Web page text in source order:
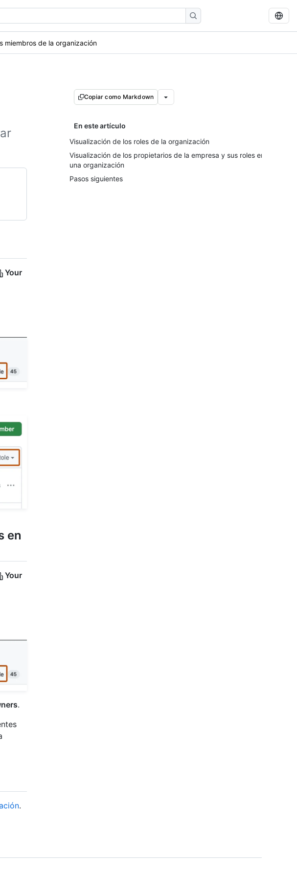
miembros de la organización
Copiar como Markdown
En este artículo
Visualización de los roles de la organización
Visualización de los propietarios de la empresa y sus roles en
una organización
Pasos siguientes
Your
en
Your
.
.